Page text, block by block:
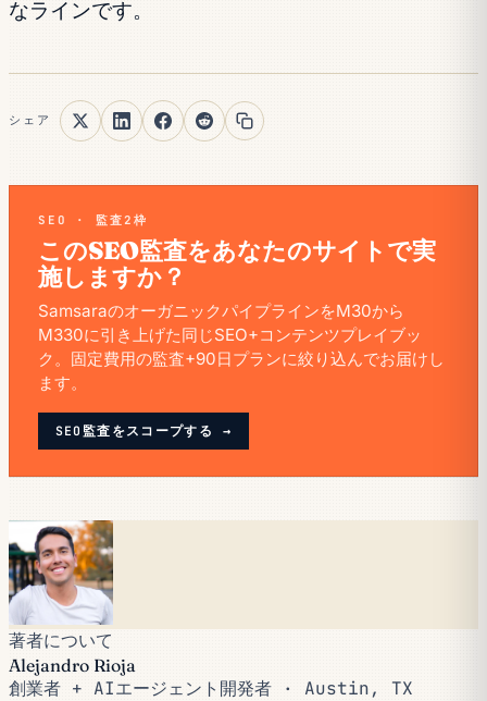
なラインです。
シェア
SEO · 監査2枠
このSEO監査をあなたのサイトで実
施しますか？
SamsaraのオーガニックパイプラインをM30から
M330に引き上げた同じSEO+コンテンツプレイブッ
ク。固定費用の監査+90日プランに絞り込んでお届けし
ます。
SEO監査をスコープする →
著者について
Alejandro Rioja
創業者 + AIエージェント開発者 · Austin, TX